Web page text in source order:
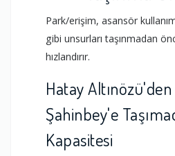
Park/erişim, asansör
gibi unsurları taşınmadan
hızlandırır.
Hatay
Şahinbey'e
Kapasitesi